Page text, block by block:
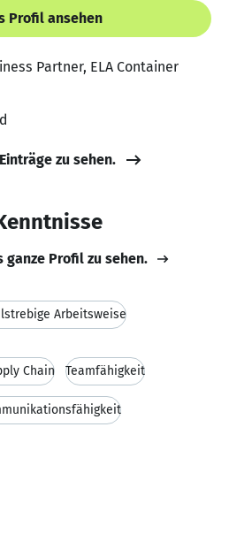
Profil ansehen
Partner, ELA Container
zu sehen.
ganze Profil zu sehen.
Arbeitsweise
Chain Teamfähigkeit